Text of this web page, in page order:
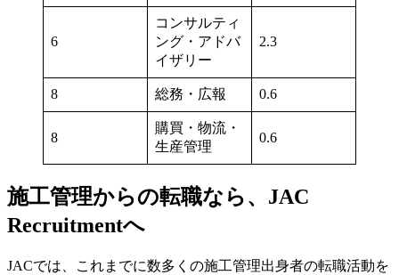
6
コンサルティ
ング・アドバ
イザリー
2.3
8 総務・広報 0.6
8
購買・物流・
生産管理
0.6
施工管理からの転職なら、JAC
Recruitmentへ
JACでは、これまでに数多くの施工管理出身者の転職活動を